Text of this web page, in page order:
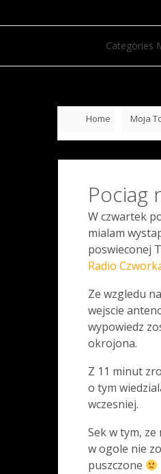
Categories
Home Moja
Pociag
W czwartek
mialam
poswieconej
Radio
Ze wzgledu
wejscie
wypowiedz
okrojona.
Z 11 minut
o tym
wczesniej.
Sek w tym,
w ogole nie
puszczone